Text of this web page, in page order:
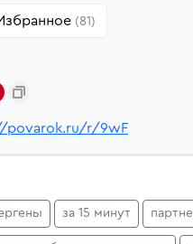
(81)
povarok.ru/r/9wF
за 15 минут